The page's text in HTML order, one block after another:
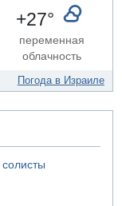
- Гильбоа
и серьезно
+27°
переменная
облачность
Погода в Израиле